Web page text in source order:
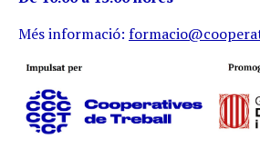
Més informació: